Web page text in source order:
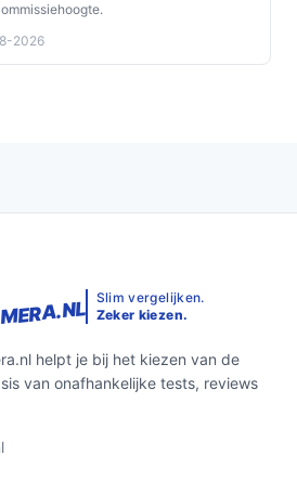
2026
Slim vergelijken.
Zeker kiezen.
helpt je bij het kiezen van de
van onafhankelijke tests, reviews